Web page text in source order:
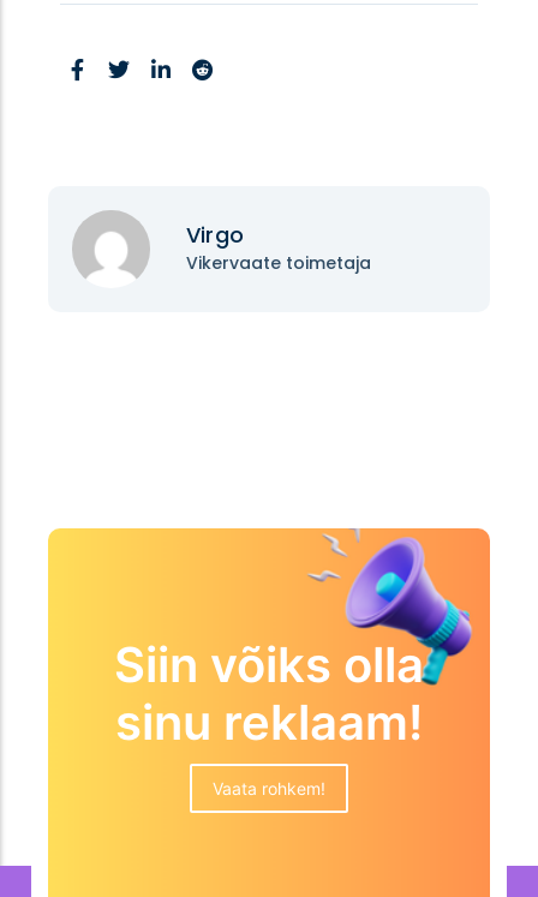
Virgo
Vikervaate toimetaja
Siin võiks olla
sinu reklaam!
Vaata rohkem!